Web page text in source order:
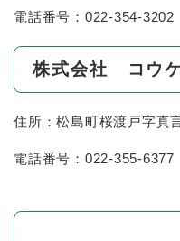
電話番号：022-354-3202
株式会社 コウ
住所：松島町桜渡戸字真
電話番号：022-355-6377